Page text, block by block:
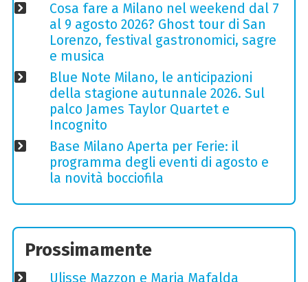
Cosa fare a Milano nel weekend dal 7
al 9 agosto 2026? Ghost tour di San
Lorenzo, festival gastronomici, sagre
e musica
Blue Note Milano, le anticipazioni
della stagione autunnale 2026. Sul
palco James Taylor Quartet e
Incognito
Base Milano Aperta per Ferie: il
programma degli eventi di agosto e
la novità bocciofila
Prossimamente
Ulisse Mazzon e Maria Mafalda